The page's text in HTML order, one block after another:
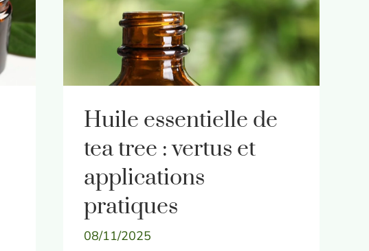
Huile essentielle de
tea tree : vertus et
applications
pratiques
08/11/2025